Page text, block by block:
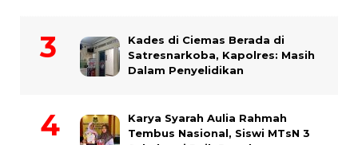
Kades di Ciemas Berada di
Satresnarkoba, Kapolres: Masih
Dalam Penyelidikan
Karya Syarah Aulia Rahmah
Tembus Nasional, Siswi MTsN 3